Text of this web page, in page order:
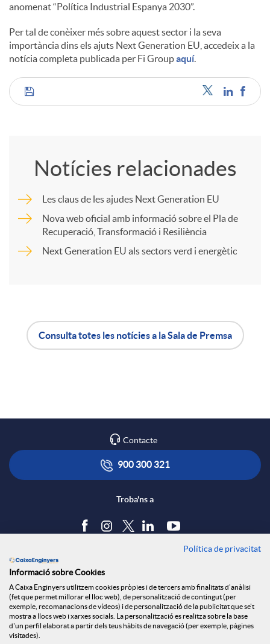
i
n
g
s
anomenat “Política Industrial Espanya 2030”.
Per tal de conèixer més sobre aquest sector i la seva
importància dins els ajuts Next Generation EU, accedeix a la
notícia completa publicada per Fi Groupaquí.
C
p
r
a
a
r
x
Notícies relacionades
Les claus de les ajudes Next Generation EU
Nova web oficial amb informació sobre el Pla de
Recuperació, Transformació i Resiliència
Next Generation EU als sectors verd i energètic
i
c
i
ó
a
l
Consulta totes les notícies a la Sala de Premsa
Contacte
900 300 321
Troba'ns a
Política de cookies
Avís legal
Seguretat Online
Política de privacitat
Informació sobre Cookies
A Caixa Enginyers utilitzem cookies pròpies i de tercers amb finalitats d'anàlisi
(fet que permet millorar el lloc web), de personalització de contingut (per
exemple, recomanacions de vídeos) i de personalització de la publicitat que se't
mostra a llocs web i xarxes socials. La personalització es realitza sobre la base
d'un perfil elaborat a partir dels teus hàbits de navegació (per exemple, pàgines
visitades).